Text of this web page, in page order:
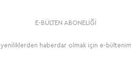
E-BÜLTEN ABONELİĞİ
haberdar olmak için e-